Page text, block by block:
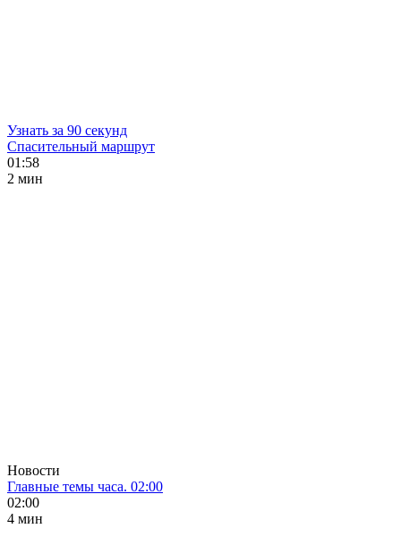
Узнать за 90 секунд
Спасительный маршрут
01:58
2 мин
Новости
Главные темы часа. 02:00
02:00
4 мин